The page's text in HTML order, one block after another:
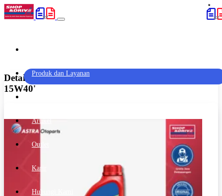
Produk dan Layanan
Artikel
Outlet
Karir
Hubungi Kami
Detail Produk 'Pertamina Mesran Meditran SC
15W40'